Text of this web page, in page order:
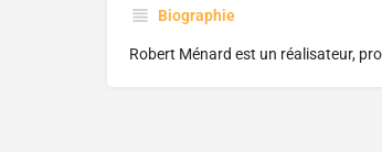
Biographie
Robert Ménard est un réalisateur,